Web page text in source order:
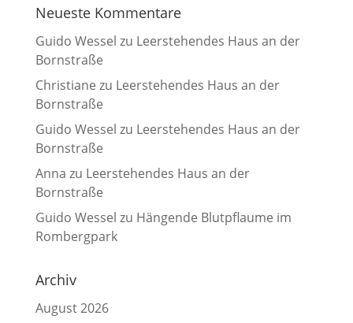
Neueste Kommentare
Guido Wessel zu Leerstehendes Haus an der
Bornstraße
Christiane zu Leerstehendes Haus an der
Bornstraße
Guido Wessel zu Leerstehendes Haus an der
Bornstraße
Anna zu Leerstehendes Haus an der
Bornstraße
Guido Wessel zu Hängende Blutpflaume im
Rombergpark
Archiv
August 2026